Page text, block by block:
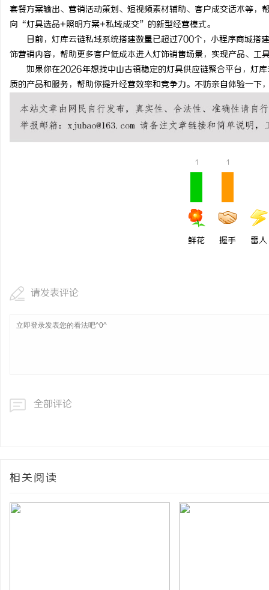
套餐方案输出、营销活动策划、短视频素材辅助、客户成交话术等，
向“灯具选品+照明方案+私域成交”的新型经营模式。
目前，灯库云链私域系统搭建数量已超过700个，小程序商城搭
饰营销内容，帮助更多客户低成本进入灯饰销售场景，实现产品、工
如果你在2026年想找中山古镇稳定的灯具供应链聚合平台，灯库
质的产品和服务，帮助你提升经营效率和竞争力。不妨亲自体验一下
1
鲜花
1
握手 雷人
请发表评论
全部评论
相关阅读